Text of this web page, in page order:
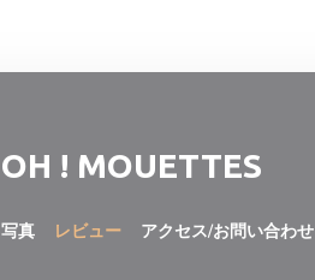
OH ! MOUETTES
写真 レビュー アクセス/お問い合わせ